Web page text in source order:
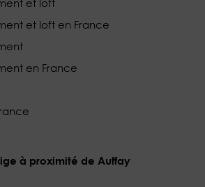
et loft
et loft en France
en France
à proximité de Auffay